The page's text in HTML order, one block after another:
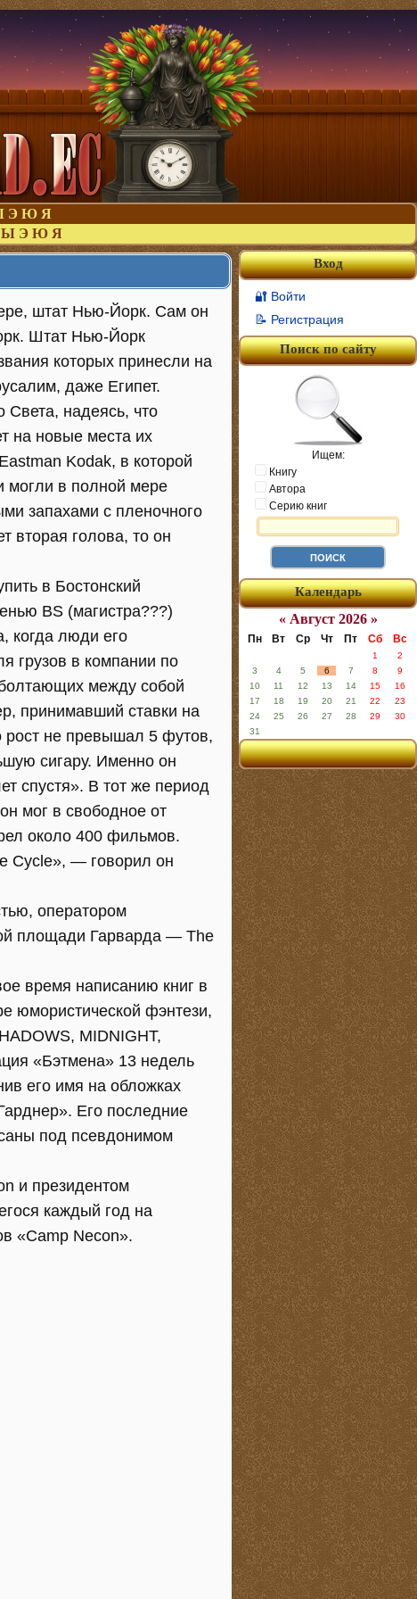
Э Ю Я
Ы Э Ю Я
штат Нью-Йорк. Сам он
Штат Нью-Йорк
которых принесли на
даже Египет.
Света, надеясь, что
на новые места их
Kodak, в которой
могли в полной мере
запахами с пленочного
вторая голова, то он
в Бостонский
BS (магистра???)
когда люди его
грузов в компании по
между собой
принимавший ставки на
рост не превышал 5 футов,
сигару. Именно он
спустя». В тот же период
мог в свободное от
около 400 фильмов.
Cycle», — говорил он
оператором
площади Гарварда — The
время написанию книг в
юмористической фэнтези,
MIDNIGHT,
«Бэтмена» 13 недель
его имя на обложках
Его последние
под псевдонимом
и президентом
каждый год на
«Camp Necon».
Вход
🔐 Войти
📝 Регистрация
Поиск по сайту
Ищем:
Книгу
Автора
Серию книг
Календарь
« Август 2026 »
Пн Вт Ср Чт Пт Сб Вс
1
2
3
4 5 6 7 8
9
10
11 12 13 14 15
16
17
18 19 20 21 22
23
24
25 26 27 28 29
30
31